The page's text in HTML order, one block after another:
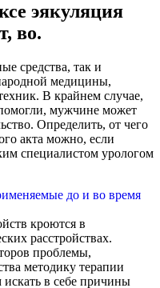
эякуляция
во.
средства, так и
медицины,
В крайнем случае,
мужчине может
Определить, от чего
акта можно, если
специалистом урологом
кроются в
расстройствах.
проблемы,
методику терапии
в себе причины